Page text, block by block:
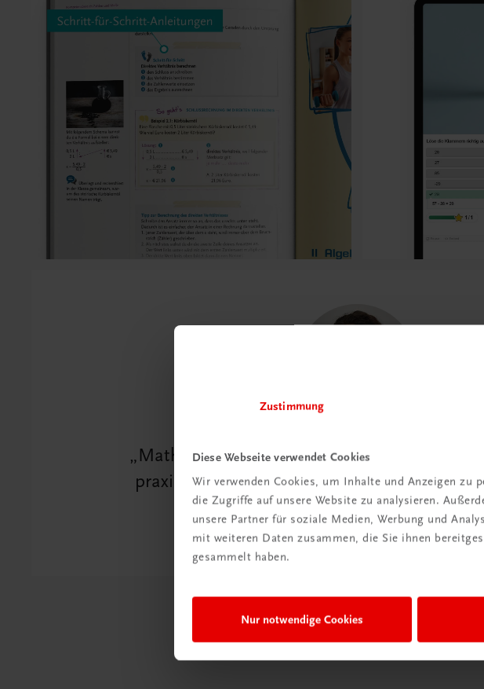
Zustimmung
Diese Webseite verwendet Cookies
Wir verwenden Cookies, um Inhalte und Anzeigen zu
die Zugriffe auf unsere Website zu analysieren.
unsere Partner für soziale Medien, Werbung und
mit weiteren Daten zusammen, die Sie ihnen
gesammelt haben.
Nur notwendige Cookies
Mathematik zählt viel zu oft zu den
praxisorientierte Beispiele wird diese Angst
Petra Pajic (Autorin)